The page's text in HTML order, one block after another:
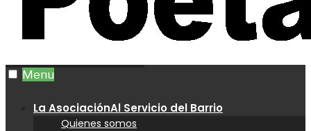
Menu
La AsociaciónAl Servicio del Barrio
Quienes somos